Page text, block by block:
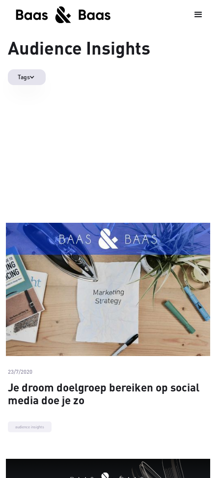
Audience Insights
Tags
audience insights
23/7/2020
Je droom doelgroep bereiken op social
media doe je zo